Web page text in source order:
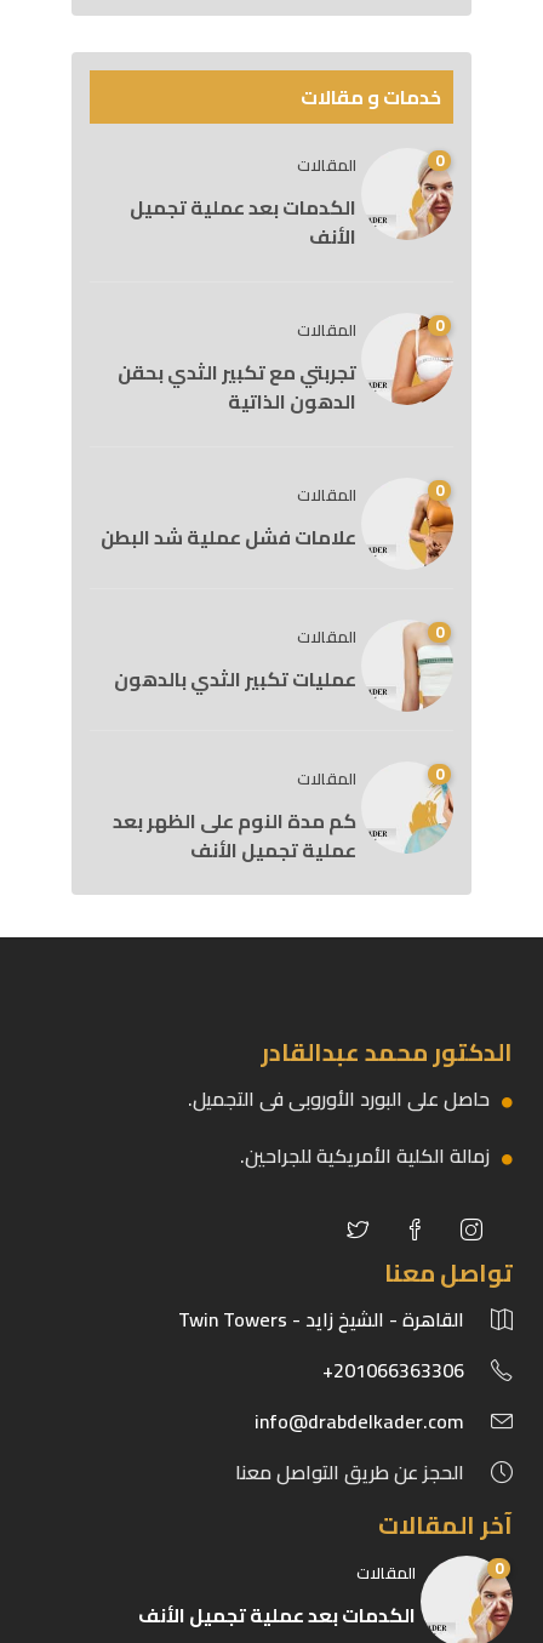
خدمات و مقالات
0 المقالات
الكدمات بعد عملية تجميل
الأنف
0 المقالات
تجربتي مع تكبير الثدي بحقن
الدهون الذاتية
0 المقالات
علامات فشل عملية شد البطن
0 المقالات
عمليات تكبير الثدي بالدهون
0 المقالات
كم مدة النوم على الظهر بعد
عملية تجميل الأنف
الدكتور محمد عبدالقادر
حاصل على البورد الأوروبى فى التجميل.
زمالة الكلية الأمريكية للجراحين.
تواصل معنا
القاهرة - الشيخ زايد - Twin Towers
201066363306+
info@drabdelkader.com
الحجز عن طريق التواصل معنا
آخر المقالات
0 المقالات
الكدمات بعد عملية تجميل الأنف